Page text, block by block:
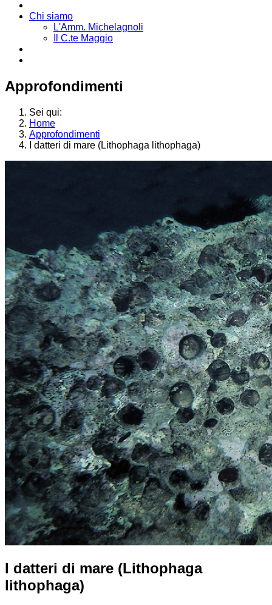
Chi siamo
L'Amm. Michelagnoli
Il C.te Maggio
Approfondimenti
Sei qui:
Home
Approfondimenti
I datteri di mare (Lithophaga lithophaga)
I datteri di mare (Lithophaga
lithophaga)